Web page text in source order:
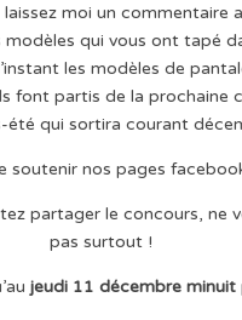
laissez moi un commentaire
qui vous ont tapé
les modèles de
font partis de la prochaine
été qui sortira courant
soutenir nos pages
partager le concours, ne
pas surtout !
jeudi 11 décembre minuit